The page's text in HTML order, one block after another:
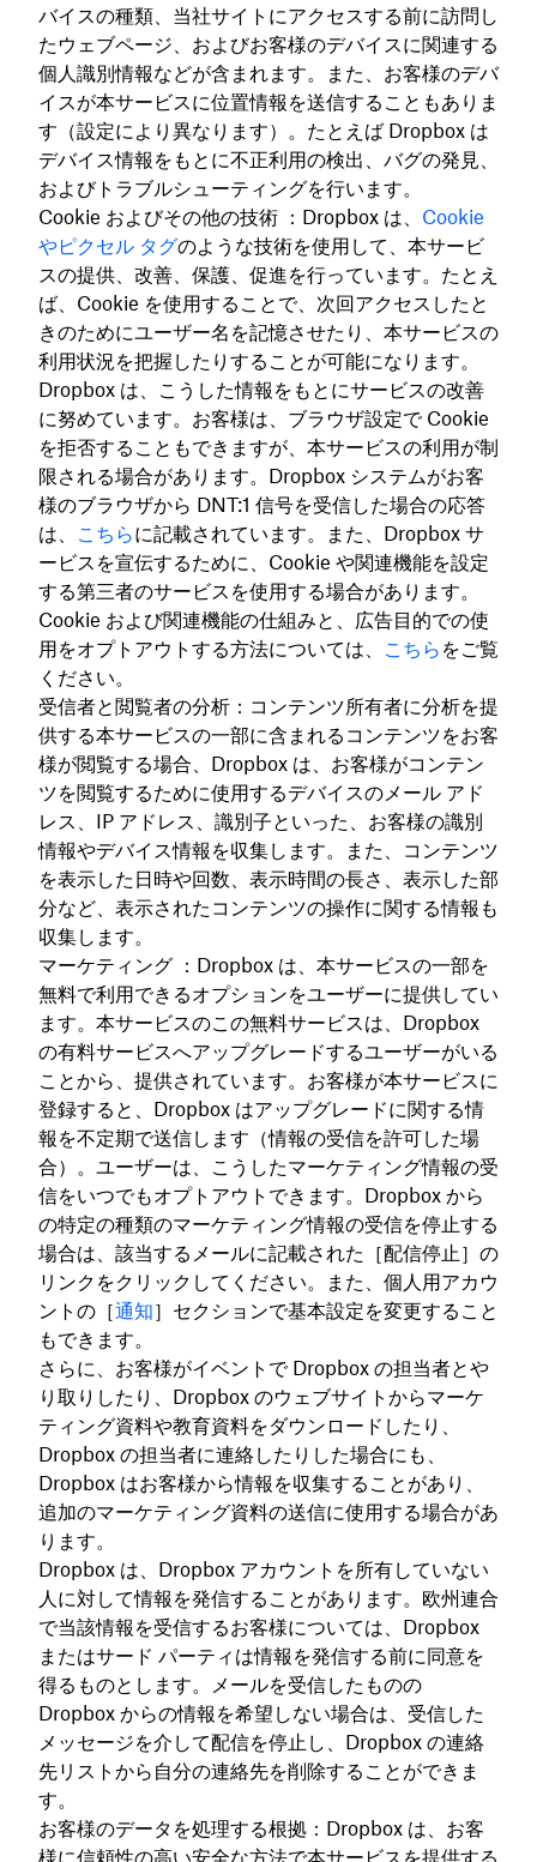
バイスの種類、当社サイトにアクセスする前に訪問し
たウェブページ、およびお客様のデバイスに関連する
個人識別情報などが含まれます。また、お客様のデバ
イスが本サービスに位置情報を送信することもありま
す（設定により異なります）。たとえば Dropbox は
デバイス情報をもとに不正利用の検出、バグの発見、
およびトラブルシューティングを行います。
Cookie およびその他の技術 ：Dropbox は、 Cookie
やピクセル タグのような技術を使用して、本サービ
スの提供、改善、保護、促進を行っています。たとえ
ば、Cookie を使用することで、次回アクセスしたと
きのためにユーザー名を記憶させたり、本サービスの
利用状況を把握したりすることが可能になります。
Dropbox は、こうした情報をもとにサービスの改善
に努めています。お客様は、ブラウザ設定で Cookie
を拒否することもできますが、本サービスの利用が制
限される場合があります。Dropbox システムがお客
様のブラウザから DNT:1 信号を受信した場合の応答
は、 こちらに記載されています。また、Dropbox サ
ービスを宣伝するために、Cookie や関連機能を設定
する第三者のサービスを使用する場合があります。
Cookie および関連機能の仕組みと、広告目的での使
用をオプトアウトする方法については、 こちら をご覧
ください。
受信者と閲覧者の分析：コンテンツ所有者に分析を提
供する本サービスの一部に含まれるコンテンツをお客
様が閲覧する場合、Dropbox は、お客様がコンテン
ツを閲覧するために使用するデバイスのメール アド
レス、IP アドレス、識別子といった、お客様の識別
情報やデバイス情報を収集します。また、コンテンツ
を表示した日時や回数、表示時間の長さ、表示した部
分など、表示されたコンテンツの操作に関する情報も
収集します。
マーケティング ：Dropbox は、本サービスの一部を
無料で利用できるオプションをユーザーに提供してい
ます。本サービスのこの無料サービスは、Dropbox
の有料サービスへアップグレードするユーザーがいる
ことから、提供されています。お客様が本サービスに
登録すると、Dropbox はアップグレードに関する情
報を不定期で送信します（情報の受信を許可した場
合）。ユーザーは、こうしたマーケティング情報の受
信をいつでもオプトアウトできます。Dropbox から
の特定の種類のマーケティング情報の受信を停止する
場合は、該当するメールに記載された［配信停止］の
リンクをクリックしてください。また、個人用アカウ
ントの［通知］セクションで基本設定を変更すること
もできます。
さらに、お客様がイベントで Dropbox の担当者とや
り取りしたり、Dropbox のウェブサイトからマーケ
ティング資料や教育資料をダウンロードしたり、
Dropbox の担当者に連絡したりした場合にも、
Dropbox はお客様から情報を収集することがあり、
追加のマーケティング資料の送信に使用する場合があ
ります。
Dropbox は、Dropbox アカウントを所有していない
人に対して情報を発信することがあります。欧州連合
で当該情報を受信するお客様については、Dropbox
またはサード パーティは情報を発信する前に同意を
得るものとします。メールを受信したものの
Dropbox からの情報を希望しない場合は、受信した
メッセージを介して配信を停止し、Dropbox の連絡
先リストから自分の連絡先を削除することができま
す。
お客様のデータを処理する根拠：Dropbox は、お客
様に信頼性の高い安全な方法で本サービスを提供する